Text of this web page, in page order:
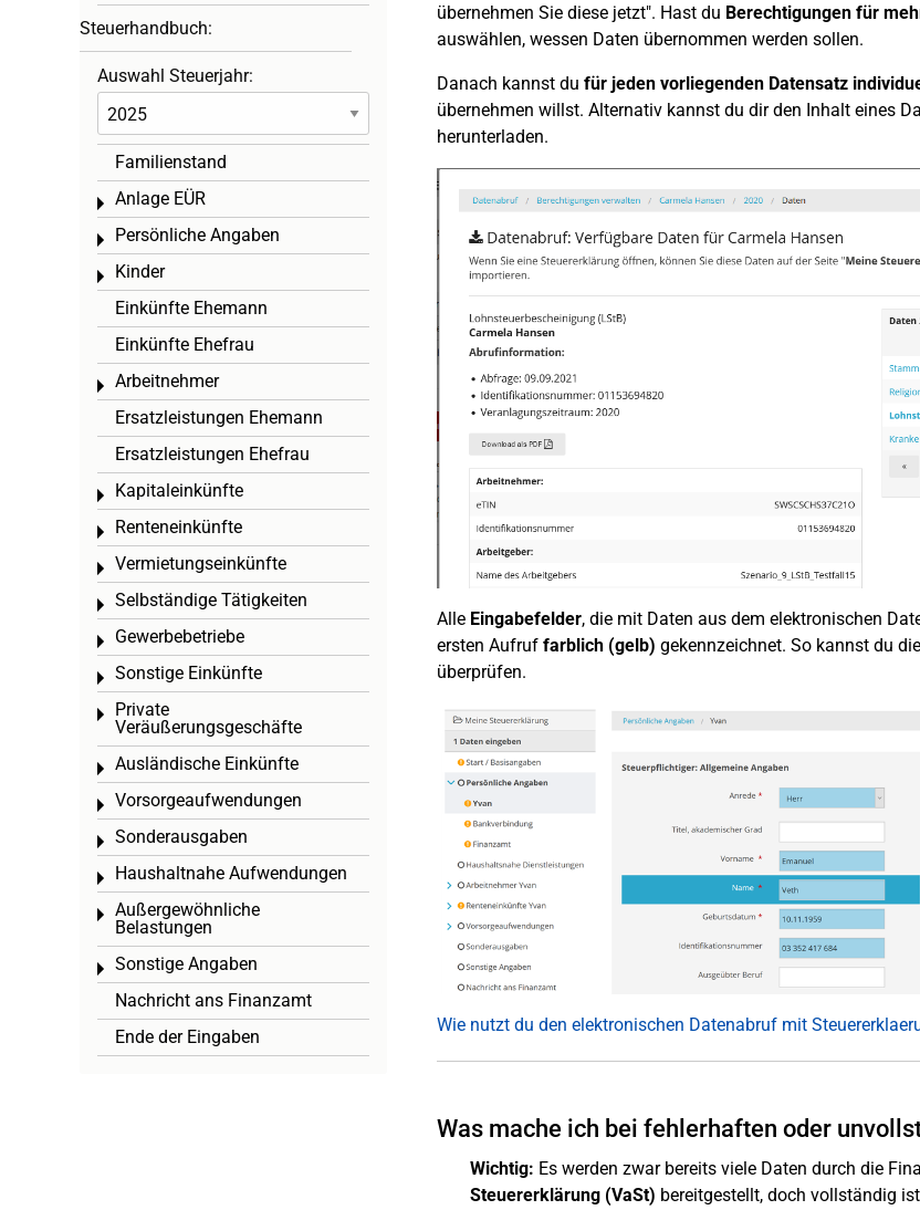
übernehmen Sie diese jetzt". Hast du Berechtigungen für
auswählen, wessen Daten übernommen werden sollen.
Danach kannst du für jeden vorliegenden Datensatz
übernehmen willst. Alternativ kannst du dir den Inhalt eines
herunterladen.
Alle Eingabefelder, die mit Daten aus dem elektronischen
ersten Aufruf farblich (gelb) gekennzeichnet. So kannst du
überprüfen.
Wie nutzt du den elektronischen Datenabruf mit
Was mache ich bei fehlerhaften oder
Wichtig: Es werden zwar bereits viele Daten durch die
Steuererklärung (VaSt) bereitgestellt, doch vollständig
Steuerhandbuch:
Auswahl Steuerjahr:
Familienstand
Anlage EÜR
Toggle menu
Persönliche Angaben
Toggle menu
Kinder
Toggle menu
Einkünfte Ehemann
Einkünfte Ehefrau
Arbeitnehmer
Toggle menu
Ersatzleistungen Ehemann
Ersatzleistungen Ehefrau
Kapitaleinkünfte
Toggle menu
Renteneinkünfte
Toggle menu
Vermietungseinkünfte
Toggle menu
Selbständige Tätigkeiten
Toggle menu
Gewerbebetriebe
Toggle menu
Sonstige Einkünfte
Toggle menu
Private
Veräußerungsgeschäfte
Toggle menu
Ausländische Einkünfte
Toggle menu
Vorsorgeaufwendungen
Toggle menu
Sonderausgaben
Toggle menu
Haushaltnahe Aufwendungen
Toggle menu
Außergewöhnliche
Belastungen
Toggle menu
Sonstige Angaben
Toggle menu
Nachricht ans Finanzamt
Ende der Eingaben